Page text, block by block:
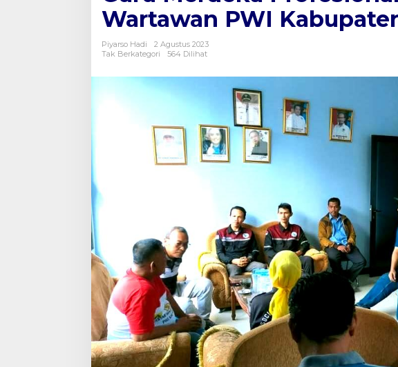
Graha
Wartawan
Wartawan PWI
Piyarso Hadi
2 Agustus 2023
Tak Berkategori
564 Dilihat